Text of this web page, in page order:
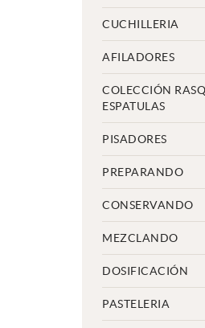
CUCHILLERIA
AFILADORES
COLECCIÓN
ESPATULAS
PISADORES
PREPARANDO
CONSERVANDO
MEZCLANDO
DOSIFICACIÓN
PASTELERIA